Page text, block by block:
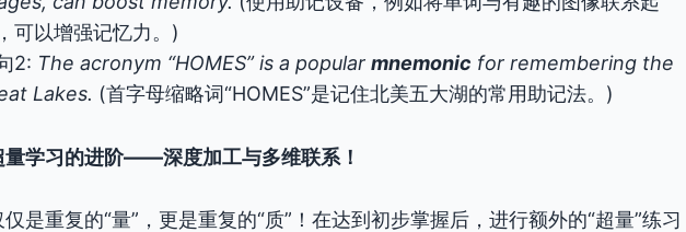
可以增强记忆力。)
2: The acronym “HOMES” is a popular mnemonic for remembering the
Lakes. (首字母缩略词“HOMES”是记住北美五大湖的常用助记法。)
量学习的进阶——深度加工与多维联系！
是重复的“量”，更是重复的“质”！在达到初步掌握后，进行额外的“超量”练习